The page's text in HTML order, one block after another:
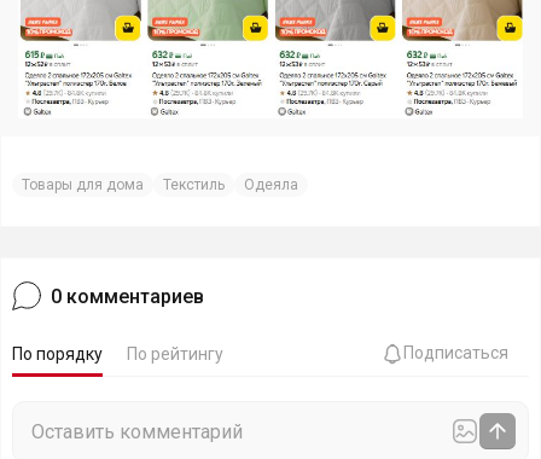
Товары для дома Текстиль Одеяла
0 комментариев
По порядку По рейтингу Подписаться